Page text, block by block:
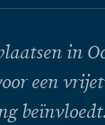
in
een